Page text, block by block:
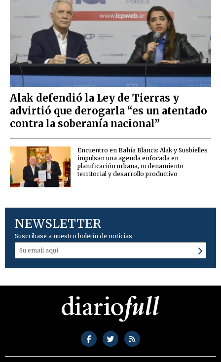
Alak defendió la Ley de Tierras y
advirtió que derogarla “es un atentado
contra la soberanía nacional”
Encuentro en Bahía Blanca: Alak y Susbielles
impulsan una agenda enfocada en
planificación urbana, ordenamiento
territorial y desarrollo productivo
NEWSLETTER
Suscríbase a nuestro boletín de noticias